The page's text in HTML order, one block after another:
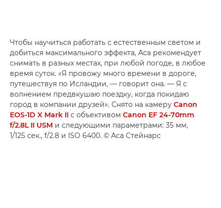
Чтобы научиться работать с естественным светом и
добиться максимального эффекта, Аса рекомендует
снимать в разных местах, при любой погоде, в любое
время суток. «Я провожу много времени в дороге,
путешествуя по Исландии, — говорит она. — Я с
волнением предвкушаю поездку, когда покидаю
город в компании друзей». Снято на камеру Canon
EOS-1D X Mark II с объективом Canon EF 24-70mm
f/2.8L II USM и следующими параметрами: 35 мм,
1/125 сек., f/2.8 и ISO 6400. © Аса Стейнарс